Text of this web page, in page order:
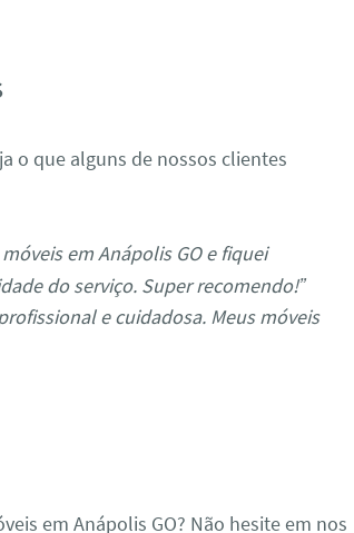
o que alguns de nossos clientes
em Anápolis GO e fiquei
do serviço. Super recomendo!”
e cuidadosa. Meus móveis
em Anápolis GO? Não hesite em nos